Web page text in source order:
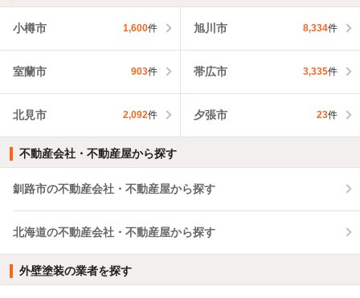
小樽市 1,600件 旭川市 8,334件
室蘭市 903件 帯広市 3,335件
北見市 2,092件 夕張市 23件
不動産会社・不動産屋から探す
釧路市の不動産会社・不動産屋から探す
北海道の不動産会社・不動産屋から探す
外壁塗装の業者を探す